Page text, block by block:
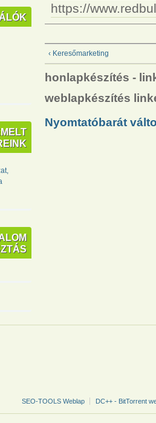
https://
‹ Keresőmarketing
honlapkészítés -
weblapkészítés
Nyomtatóbarát
SEO-TOOLS Weblap DC++ - BitTorrent